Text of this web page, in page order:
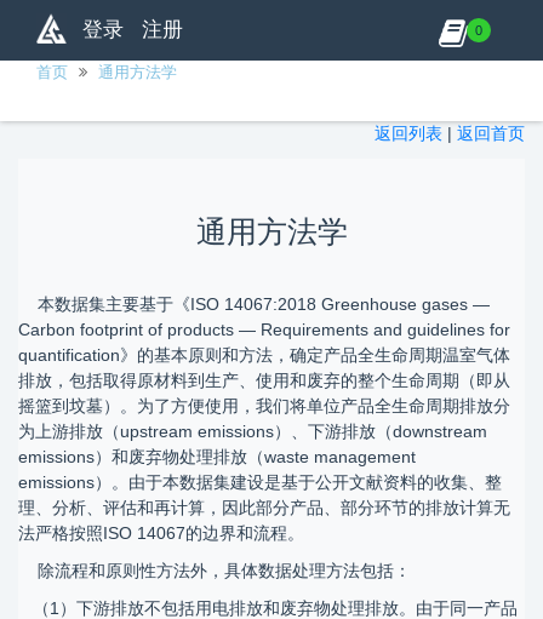
0
登录 注册
首页 通用方法学
返回列表 | 返回首页
通用方法学
本数据集主要基于《ISO 14067:2018 Greenhouse gases —
Carbon footprint of products — Requirements and guidelines for
quantification》的基本原则和方法，确定产品全生命周期温室气体
排放，包括取得原材料到生产、使用和废弃的整个生命周期（即从
摇篮到坟墓）。为了方便使用，我们将单位产品全生命周期排放分
为上游排放（upstream emissions）、下游排放（downstream
emissions）和废弃物处理排放（waste management
emissions）。由于本数据集建设是基于公开文献资料的收集、整
理、分析、评估和再计算，因此部分产品、部分环节的排放计算无
法严格按照ISO 14067的边界和流程。
除流程和原则性方法外，具体数据处理方法包括：
（1）下游排放不包括用电排放和废弃物处理排放。由于同一产品